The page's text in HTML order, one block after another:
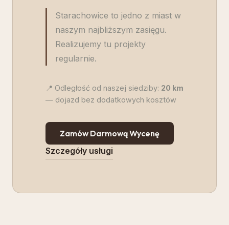
Starachowice to jedno z miast w
naszym najbliższym zasięgu.
Realizujemy tu projekty
regularnie.
📍 Odległość od naszej siedziby: 20 km
— dojazd bez dodatkowych kosztów
Zamów Darmową Wycenę
Szczegóły usługi